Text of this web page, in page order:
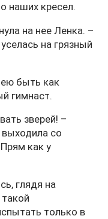
наших кресел.
на нее Ленка. –
на грязный
быть как
гимнаст.
зверей! –
со
как у
глядя на
только в